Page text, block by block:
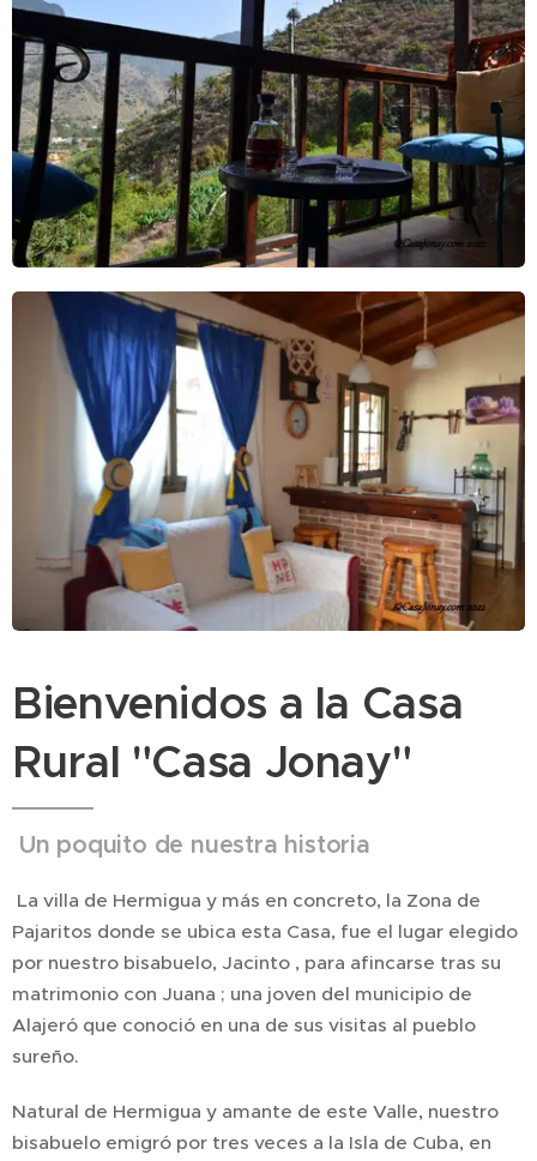
Bienvenidos a la Casa
Rural "Casa Jonay"
Un poquito de nuestra historia
La villa de Hermigua y más en concreto, la Zona de
Pajaritos donde se ubica esta Casa, fue el lugar elegido
por nuestro bisabuelo, Jacinto , para afincarse tras su
matrimonio con Juana ; una joven del municipio de
Alajeró que conoció en una de sus visitas al pueblo
sureño.
Natural de Hermigua y amante de este Valle, nuestro
bisabuelo emigró por tres veces a la Isla de Cuba, en